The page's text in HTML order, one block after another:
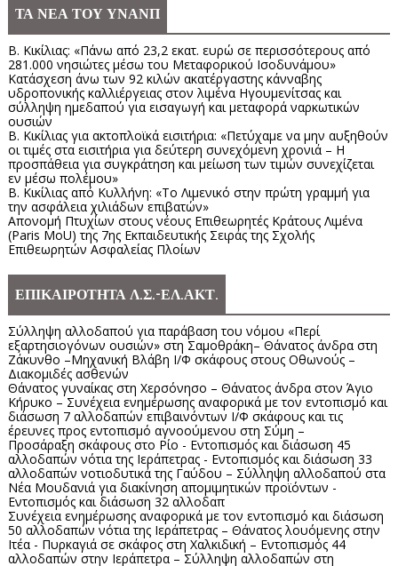
ΤΑ ΝΕΑ ΤΟΥ ΥΝΑΝΠ
Β. Κικίλιας: «Πάνω από 23,2 εκατ. ευρώ σε περισσότερους από
281.000 νησιώτες μέσω του Μεταφορικού Ισοδυνάμου»
Κατάσχεση άνω των 92 κιλών ακατέργαστης κάνναβης
υδροπονικής καλλιέργειας στον λιμένα Ηγουμενίτσας και
σύλληψη ημεδαπού για εισαγωγή και μεταφορά ναρκωτικών
ουσιών
Β. Κικίλιας για ακτοπλοϊκά εισιτήρια: «Πετύχαμε να μην αυξηθούν
οι τιμές στα εισιτήρια για δεύτερη συνεχόμενη χρονιά – Η
προσπάθεια για συγκράτηση και μείωση των τιμών συνεχίζεται
εν μέσω πολέμου»
Β. Κικίλιας από Κυλλήνη: «Το Λιμενικό στην πρώτη γραμμή για
την ασφάλεια χιλιάδων επιβατών»
Απονομή Πτυχίων στους νέους Επιθεωρητές Κράτους Λιμένα
(Paris MoU) της 7ης Εκπαιδευτικής Σειράς της Σχολής
Επιθεωρητών Ασφαλείας Πλοίων
ΕΠΙΚΑΙΡΟΤΗΤΑ Λ.Σ.-ΕΛ.ΑΚΤ.
Σύλληψη αλλοδαπού για παράβαση του νόμου «Περί
εξαρτησιογόνων ουσιών» στη Σαμοθράκη– Θάνατος άνδρα στη
Ζάκυνθο –Μηχανική Βλάβη Ι/Φ σκάφους στους Οθωνούς –
Διακομιδές ασθενών
Θάνατος γυναίκας στη Χερσόνησο – Θάνατος άνδρα στον Άγιο
Κήρυκο – Συνέχεια ενημέρωσης αναφορικά με τον εντοπισμό και
διάσωση 7 αλλοδαπών επιβαινόντων Ι/Φ σκάφους και τις
έρευνες προς εντοπισμό αγνοούμενου στη Σύμη –
Προσάραξη σκάφους στο Ρίο - Εντοπισμός και διάσωση 45
αλλοδαπών νότια της Ιεράπετρας - Εντοπισμός και διάσωση 33
αλλοδαπών νοτιοδυτικά της Γαύδου – Σύλληψη αλλοδαπού στα
Νέα Μουδανιά για διακίνηση απομιμητικών προϊόντων -
Εντοπισμός και διάσωση 32 αλλοδαπ
Συνέχεια ενημέρωσης αναφορικά με τον εντοπισμό και διάσωση
50 αλλοδαπών νότια της Ιεράπετρας – Θάνατος λουόμενης στην
Ιτέα - Πυρκαγιά σε σκάφος στη Χαλκιδική – Εντοπισμός 44
αλλοδαπών στην Ιεράπετρα – Σύλληψη αλλοδαπών στη